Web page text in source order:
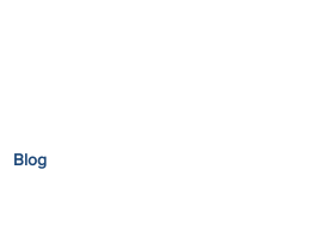
Blog